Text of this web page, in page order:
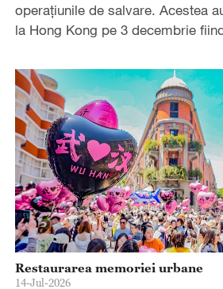
operațiunile de salvare. Acestea
la Hong Kong pe 3 decembrie
Restaurarea memoriei urbane
14-Jul-2026